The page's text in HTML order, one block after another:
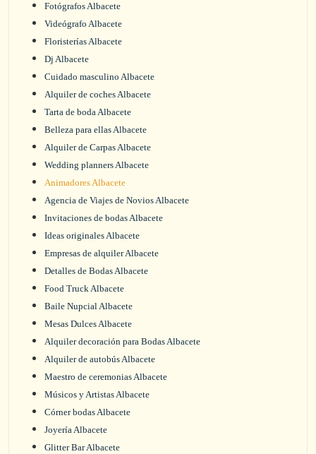
Fotógrafos Albacete
Videógrafo Albacete
Floristerías Albacete
Dj Albacete
Cuidado masculino Albacete
Alquiler de coches Albacete
Tarta de boda Albacete
Belleza para ellas Albacete
Alquiler de Carpas Albacete
Wedding planners Albacete
Animadores Albacete
Agencia de Viajes de Novios Albacete
Invitaciones de bodas Albacete
Ideas originales Albacete
Empresas de alquiler Albacete
Detalles de Bodas Albacete
Food Truck Albacete
Baile Nupcial Albacete
Mesas Dulces Albacete
Alquiler decoración para Bodas Albacete
Alquiler de autobús Albacete
Maestro de ceremonias Albacete
Músicos y Artistas Albacete
Córner bodas Albacete
Joyería Albacete
Glitter Bar Albacete